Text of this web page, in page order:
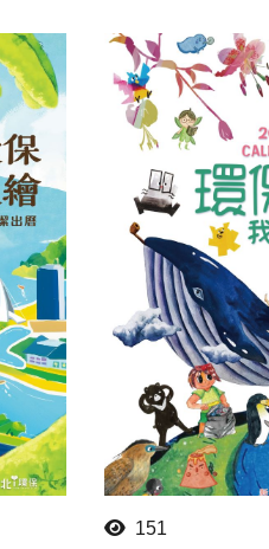
151